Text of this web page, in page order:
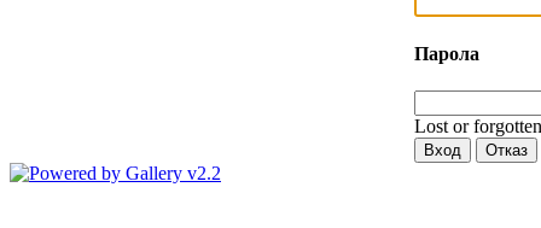
Парола
Lost or